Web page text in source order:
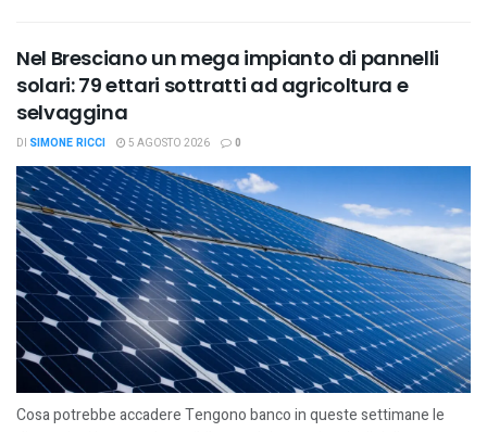
Nel Bresciano un mega impianto di pannelli
solari: 79 ettari sottratti ad agricoltura e
selvaggina
DI SIMONE RICCI 5 AGOSTO 2026 0
Cosa potrebbe accadere Tengono banco in queste settimane le